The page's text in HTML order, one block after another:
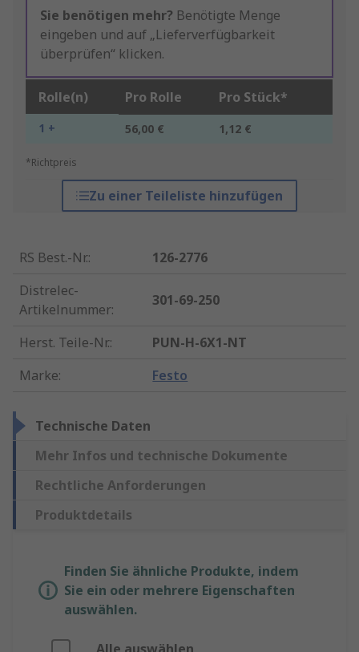
Sie benötigen mehr? Benötigte Menge
eingeben und auf „Lieferverfügbarkeit
überprüfen“ klicken.
Rolle(n) Pro Rolle Pro Stück*
1 + 56,00 € 1,12 €
*Richtpreis
Zu einer Teileliste hinzufügen
RS Best.-Nr.:
126-2776
Distrelec-
Artikelnummer:
301-69-250
Herst. Teile-Nr.:
PUN-H-6X1-NT
Marke: Festo
Technische Daten
Mehr Infos und technische Dokumente
Rechtliche Anforderungen
Produktdetails
Finden Sie ähnliche Produkte, indem
Sie ein oder mehrere Eigenschaften
auswählen.